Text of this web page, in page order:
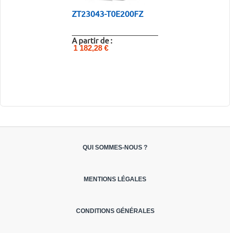
ZT23043-T0E200FZ
A partir de :
1 182,28 €
QUI SOMMES-NOUS ?
MENTIONS LÉGALES
CONDITIONS GÉNÉRALES